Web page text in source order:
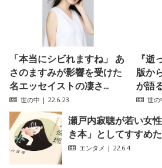
「本当にシビれますね」 あ
さのますみが影響を受けた
名エッセイストの凄さ...
世の中 | 22.6.23
『逝
版か
が語
世の
瀬戸内寂聴が若い女
き本」としてすすめ
エンタメ | 22.6.4